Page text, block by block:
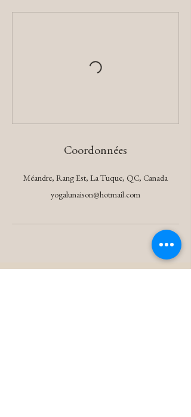
Coordonnées
Méandre, Rang Est, La Tuque, QC, Canada
yogalunaison@hotmail.com